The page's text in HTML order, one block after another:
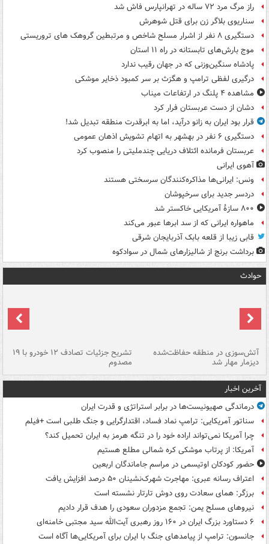
راز مرگ مرد ۷۲ ساله در تهرانپارس فاش شد
سناریوی بلاگر زن برای قتل شوهرش
دستگیری ۸ نفر از اشرار مسلح شاخص و مرتبطین گروهک های تروریستی
موج بارش‌های تابستانه در راه ۱۱ استان
پادشاه سنگین‌وزنی که در جهان رقیب ندارد
درگیری لفظی ترامپ و هگزث بر سر کمبود ذخایر موشکی
مشاهده ۴ پلنگ در ارتفاعات میناب
دشان از دست عربستان فرار کرد
قرار بود ایران به زانو درآید، اما به ابرقدرت منطقه تبدیل شد!
دستگیری ۶ نفر در بهشهر به اتهام تشویش اذهان عمومی
عربستان فرمانده ائتلاف دریایی چندملیتی را منصوب کرد
آهوی ایرانی
ونس: ایرانی‌ها مذاکره‌کنندگان سرسختی هستند
دردسر جدید برای سرخپوشان
۸۰۰ سازۀ آمریکایی خاکستر شد
ماهواره ایرانی که از سد ابرها عبور می‌کند
قابی زیبا از قلعه بابک آذربایجان شرقی
برداشت برنج از شالیزارهای شمال در سوادکوه
حوادث
آتش‌سوزی در منطقه حفاظت‌شده
دیزمار مهار شد
تشریح جزئیات تصادف ۱۲ خودرو با ۱۹
مصدوم
آخرین اخبار
درماندگی صهیونیست‌ها در برابر استراتژی و قدرت ایران
سناتور آمریکایی: ترامپ نماد فساد، اقتدارگرایی و جنگ طلبی است +فیلم
چرا آمریکا نمی‌تواند اراده خود را در تنگه هرمز به ایران تحمیل کند؟
آمریکا: از پرتاب موشکی کره شمالی مطلع هستیم
حضور کودکان اوتیسمی در مراسم جاماندگان اربعین
اعتراف رسانه عبری: مهاجرت شهرک‌نشینان ۵۰ درصد افزایش یافت
برزگر: همای سعادت روی دوش تارتار نشسته است
نیروهای مسلح یمن: تجمع مزدوران سعودی را هدف قرار دادیم
۶ دستاورد بزرگ ایران در ۱۶۰ روز رهبری آیت‌الله سید مجتبی خامنه‌ای
جانسون: ترامپ از پیامدهای جنگ با ایران برای آمریکایی‌ها آگاه است